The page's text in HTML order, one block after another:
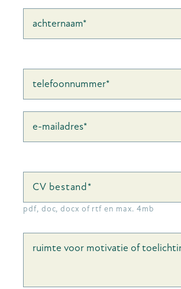
CV bestand*
pdf, doc, docx of rtf en max. 4mb